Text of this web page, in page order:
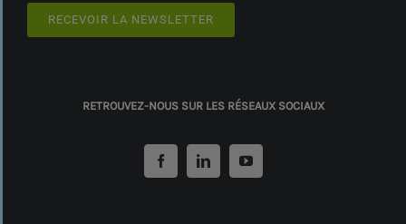
RECEVOIR LA NEWSLETTER
RETROUVEZ-NOUS SUR LES RÉSEAUX SOCIAUX